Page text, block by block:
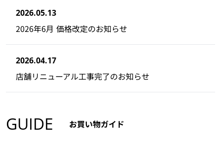
2026.05.13
2026年6月 価格改定のお知らせ
2026.04.17
店舗リニューアル工事完了のお知らせ
GUIDE お買い物ガイド